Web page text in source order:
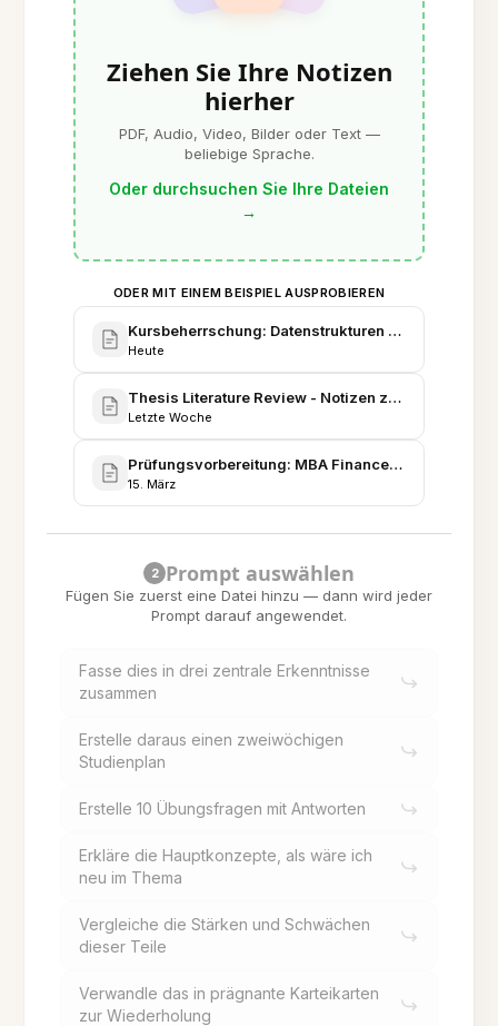
Ziehen Sie Ihre Notizen
hierher
PDF, Audio, Video, Bilder oder Text —
beliebige Sprache.
Oder durchsuchen Sie Ihre Dateien
→
ODER MIT EINEM BEISPIEL AUSPROBIEREN
Kursbeherrschung: Datenstrukturen & Algorithmen
Heute
Thesis Literature Review - Notizen zur Mensch-
Letzte Woche
Prüfungsvorbereitung: MBA Finance -
15. März
2 Prompt auswählen
Fügen Sie zuerst eine Datei hinzu — dann wird jeder
Prompt darauf angewendet.
Fasse dies in drei zentrale Erkenntnisse
zusammen
Erstelle daraus einen zweiwöchigen
Studienplan
Erstelle 10 Übungsfragen mit Antworten
Erkläre die Hauptkonzepte, als wäre ich
neu im Thema
Vergleiche die Stärken und Schwächen
dieser Teile
Verwandle das in prägnante Karteikarten
zur Wiederholung